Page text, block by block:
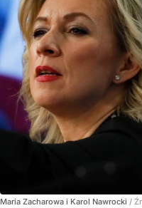
Maria Zacharowa i Karol Nawrocki /